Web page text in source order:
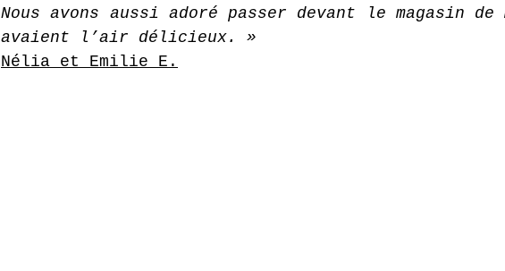
Nous avons aussi adoré passer devant le magasin
avaient l’air délicieux. »
Nélia et Emilie E.